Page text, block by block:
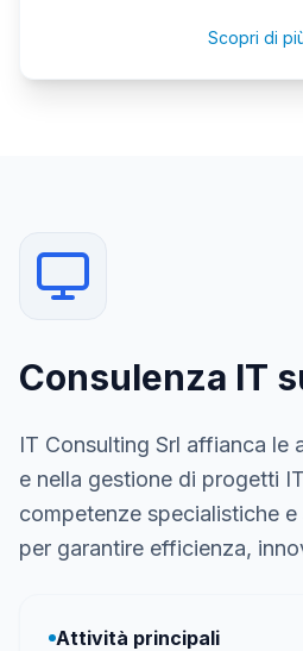
Scopri di
Consulenza IT
IT Consulting Srl affianca le
e nella gestione di progetti
competenze specialistiche
per garantire efficienza,
Attività principali